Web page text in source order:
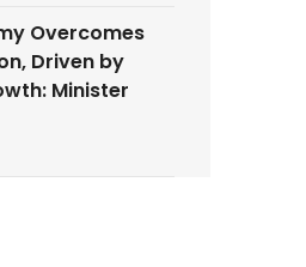
Overcomes
Driven by
Minister